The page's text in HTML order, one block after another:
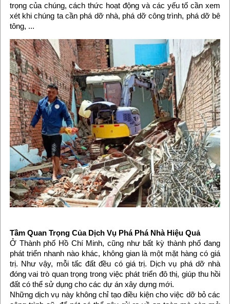
trọng của chúng, cách thức hoạt động và các yếu tố cần xem
xét khi chúng ta cần phá dỡ nhà, phá dỡ công trình, phá dỡ bê
tông, ...
Tầm Quan Trọng Của Dịch Vụ Phá Phá Nhà Hiệu Quả
Ở Thành phố Hồ Chí Minh, cũng như bất kỳ thành phố đang
phát triển nhanh nào khác, không gian là một mặt hàng có giá
trị. Như vậy, mỗi tấc đất đều có giá trị. Dịch vụ phá dỡ nhà
đóng vai trò quan trọng trong việc phát triển đô thị, giúp thu hồi
đất có thể sử dụng cho các dự án xây dựng mới.
Những dịch vụ này không chỉ tạo điều kiện cho việc dỡ bỏ các